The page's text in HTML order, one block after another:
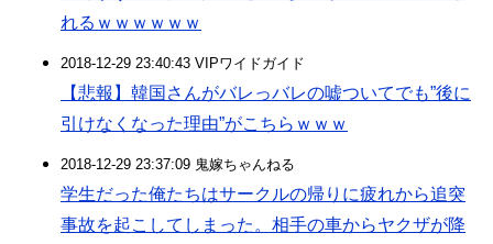
れるｗｗｗｗｗｗ
2018-12-29 23:40:43 VIPワイドガイド
【悲報】韓国さんがバレっバレの嘘ついてでも”後に
引けなくなった理由”がこちらｗｗｗ
2018-12-29 23:37:09 鬼嫁ちゃんねる
学生だった俺たちはサークルの帰りに疲れから追突
事故を起こしてしまった。相手の車からヤクザが降